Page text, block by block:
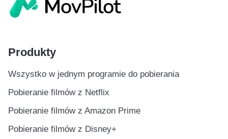
Produkty
Wszystko w jednym programie do pobierania
Pobieranie filmów z Netflix
Pobieranie filmów z Amazon Prime
Pobieranie filmów z Disney+